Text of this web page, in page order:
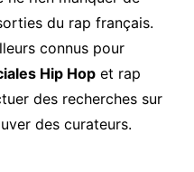
du rap français.
connus pour
Hip Hopet rap
des recherches sur
des curateurs.